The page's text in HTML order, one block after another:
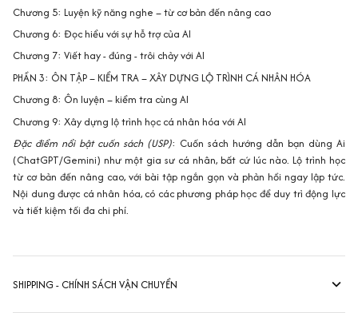
Chương 5: Luyện kỹ năng nghe – từ cơ bản đến nâng cao
Chương 6: Đọc hiểu với sự hỗ trợ của AI
Chương 7: Viết hay - đúng - trôi chảy với AI
PHẦN 3: ÔN TẬP – KIỂM TRA – XÂY DỰNG LỘ TRÌNH CÁ NHÂN HÓA
Chương 8: Ôn luyện – kiểm tra cùng AI
Chương 9: Xây dựng lộ trình học cá nhân hóa với AI
Đặc điểm nổi bật cuốn sách (USP): Cuốn sách hướng dẫn bạn dùng Ai
(ChatGPT/Gemini) như một gia sư cá nhân, bất cứ lúc nào. Lộ trình học
từ cơ bản đến nâng cao, với bài tập ngắn gọn và phản hồi ngay lập tức.
Nội dung được cá nhân hóa, có các phương pháp học để duy trì động lực
và tiết kiệm tối đa chi phí.
SHIPPING - CHÍNH SÁCH VẬN CHUYỂN